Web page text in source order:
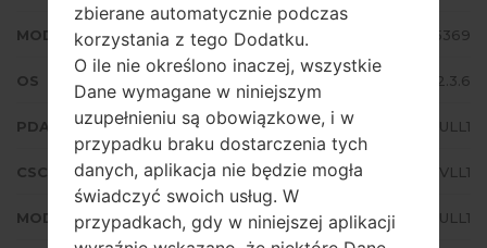
MODEL Samsung GT-S5369
OS Android Gingerbread 2.3.6
PDA/AP WERSJA S5369BULL1
CSC WERSJA S5369CYVLL1
MODEM/CP WERSJA S5369BULL1
zbierane automatycznie podczas
korzystania z tego Dodatku.
O ile nie określono inaczej, wszystkie
Dane wymagane w niniejszym
uzupełnieniu są obowiązkowe, i w
przypadku braku dostarczenia tych
danych, aplikacja nie będzie mogła
świadczyć swoich usług. W
przypadkach, gdy w niniejszej aplikacji